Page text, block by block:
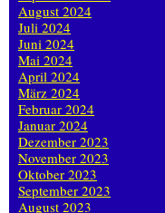
August 2024
Juli 2024
Juni 2024
Mai 2024
April 2024
März 2024
Februar 2024
Januar 2024
Dezember 2023
November 2023
Oktober 2023
September 2023
August 2023